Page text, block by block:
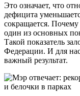
Это означает, что
дефицита
сокращается.
один из основных
Такой показатель
Федерации. И для
важный результат.